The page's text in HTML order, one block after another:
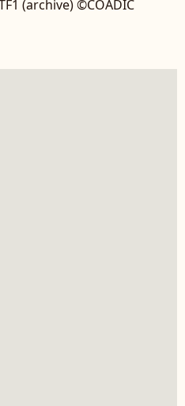
(archive) ©COADIC